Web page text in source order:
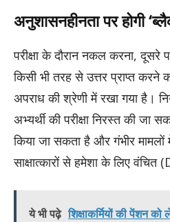
अनुशासनहीनता पर होगी
परीक्षा के दौरान नकल करना, दूसरे
किसी भी तरह से उत्तर प्राप्त करने
अपराध की श्रेणी में रखा गया है।
अभ्यर्थी की परीक्षा निरस्त की जा
किया जा सकता है और गंभीर मामलों
साक्षात्कारों से हमेशा के लिए
ये भी पढ़े शिक्षाकर्मियों की पेंशन